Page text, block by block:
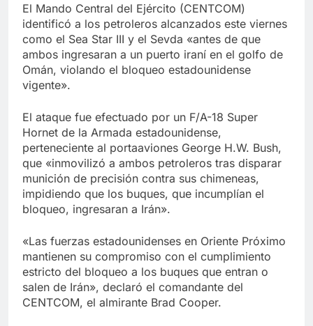
El Mando Central del Ejército (CENTCOM)
identificó a los petroleros alcanzados este viernes
como el Sea Star III y el Sevda «antes de que
ambos ingresaran a un puerto iraní en el golfo de
Omán, violando el bloqueo estadounidense
vigente».
El ataque fue efectuado por un F/A-18 Super
Hornet de la Armada estadounidense,
perteneciente al portaaviones George H.W. Bush,
que «inmovilizó a ambos petroleros tras disparar
munición de precisión contra sus chimeneas,
impidiendo que los buques, que incumplían el
bloqueo, ingresaran a Irán».
«Las fuerzas estadounidenses en Oriente Próximo
mantienen su compromiso con el cumplimiento
estricto del bloqueo a los buques que entran o
salen de Irán», declaró el comandante del
CENTCOM, el almirante Brad Cooper.